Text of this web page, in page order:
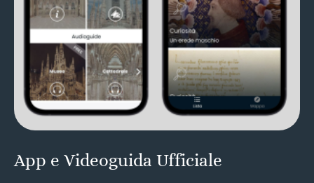
App e Videoguida Ufficiale